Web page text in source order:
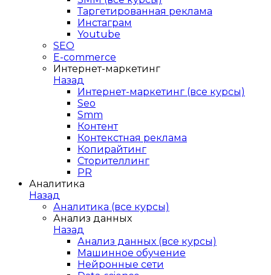
Таргетированная реклама
Инстаграм
Youtube
SEO
E-сommerce
Интернет-маркетинг
Назад
Интернет-маркетинг (все курсы)
Seo
Smm
Контент
Контекстная реклама
Копирайтинг
Сторителлинг
PR
Аналитика
Назад
Аналитика (все курсы)
Анализ данных
Назад
Анализ данных (все курсы)
Машинное обучение
Нейронные сети